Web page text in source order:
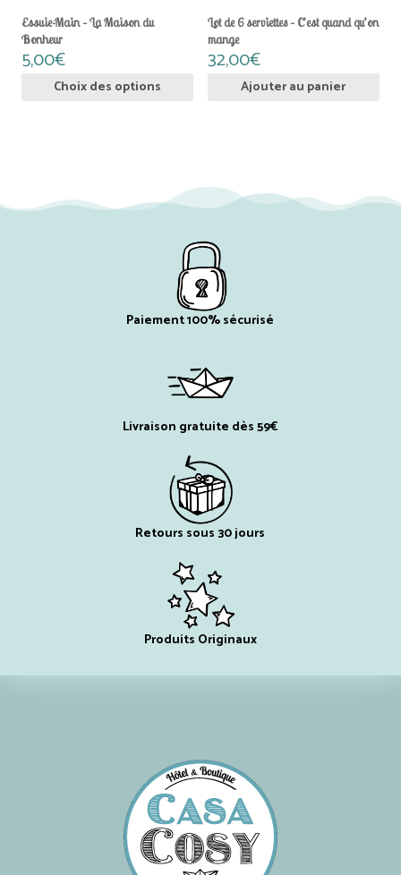
Essuie-Main – La Maison du
Bonheur
5,00€
Choix des options
la
page
du
produit
Lot de 6 serviettes – C’est quand qu’on
mange
32,00€
Ajouter au panier
Paiement 100% sécurisé
Livraison gratuite dès 59€
Retours sous 30 jours
Produits Originaux